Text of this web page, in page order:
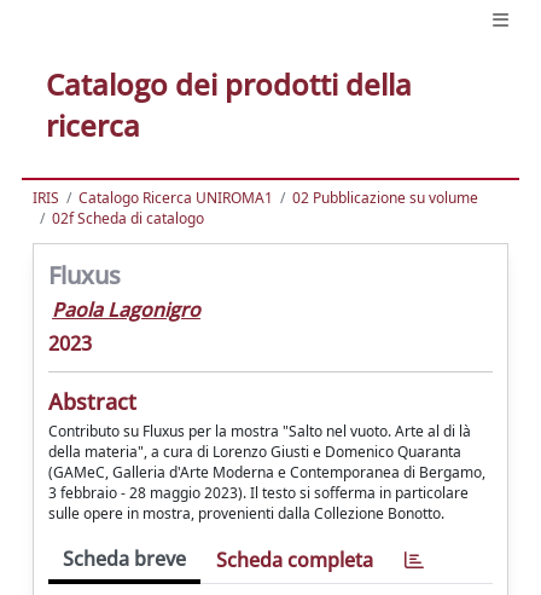
Catalogo dei prodotti della
ricerca
IRIS Catalogo Ricerca UNIROMA1
02 Pubblicazione su volume
02f Scheda di catalogo
Fluxus
Paola Lagonigro
2023
Abstract
Contributo su Fluxus per la mostra "Salto nel vuoto. Arte al di là
della materia", a cura di Lorenzo Giusti e Domenico Quaranta
(GAMeC, Galleria d'Arte Moderna e Contemporanea di Bergamo,
3 febbraio - 28 maggio 2023). Il testo si sofferma in particolare
sulle opere in mostra, provenienti dalla Collezione Bonotto.
Scheda breve Scheda completa